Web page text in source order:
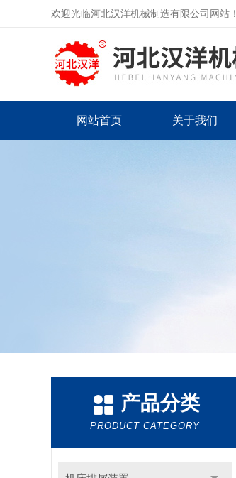
欢迎光临河北汉洋机械制造有限公司网站！
网站首页 关于我们
产品分类
PRODUCT CATEGORY